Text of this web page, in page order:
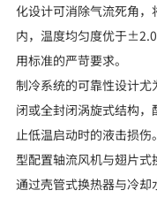
化设计可消除气流死角
内，温度均匀度优于
用标准的严苛要求。
制冷系统的可靠性设计
闭或全封闭涡旋式结构
止低温启动时的液击损
型配置轴流风机与翅片
通过壳管式换热器与冷